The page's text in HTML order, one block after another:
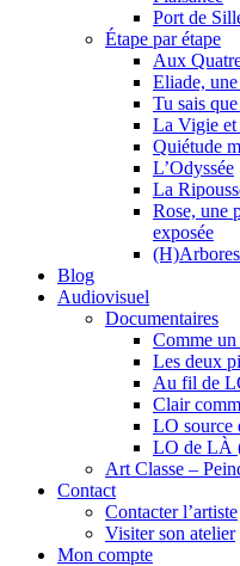
Port de
Étape par étape
Aux
Eliade,
Tu sais
La Vigie
Quiétude
L’Odyssée
La
Rose, une
exposée
Blog
Audiovisuel
Documentaires
Comme
Les deux
Au fil de
Clair
LO source
LO de LÀ
Art Classe –
Contact
Contacter l’artiste
Visiter son atelier
Mon compte